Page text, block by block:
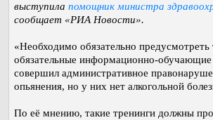
выступила помощник министра
сообщает «РИА Новости».
«Необходимо обязательно
обязательные информационно-обучающие
совершил административное
опьянения, но у них нет алкогольной
По её мнению, такие тренинги должны